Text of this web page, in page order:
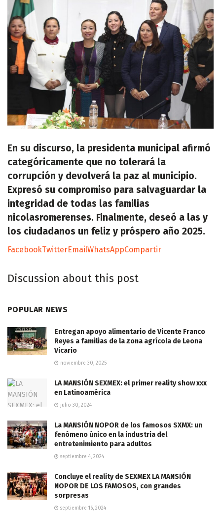
En su discurso, la presidenta municipal afirmó
categóricamente que no tolerará la
corrupción y devolverá la paz al municipio.
Expresó su compromiso para salvaguardar la
integridad de todas las familias
nicolasromerenses. Finalmente, deseó a las y
los ciudadanos un feliz y próspero año 2025.
FacebookTwitterEmailWhatsAppCompartir
Discussion about this post
POPULAR NEWS
Entregan apoyo alimentario de Vicente Franco
Reyes a familias de la zona agrícola de Leona
Vicario
noviembre 30, 2025
LA MANSIÓN SEXMEX: el primer reality show xxx
en Latinoamérica
julio 30, 2024
La MANSIÓN NOPOR de los famosos SXMX: un
fenómeno único en la industria del
entretenimiento para adultos
septiembre 4, 2024
Concluye el reality de SEXMEX LA MANSIÓN
NOPOR DE LOS FAMOSOS, con grandes
sorpresas
septiembre 16, 2024